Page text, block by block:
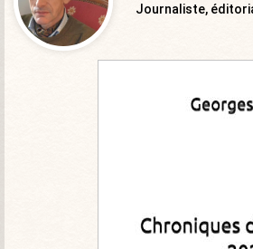
Journaliste,